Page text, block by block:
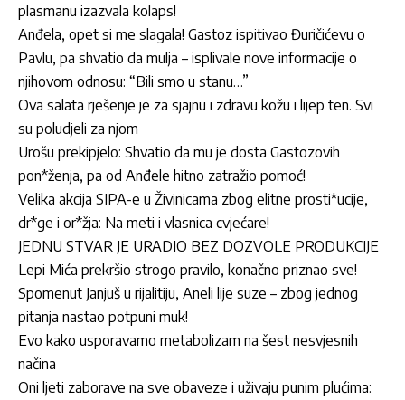
plasmanu izazvala kolaps!
Anđela, opet si me slagala! Gastoz ispitivao Đuričićevu o
Pavlu, pa shvatio da mulja – isplivale nove informacije o
njihovom odnosu: “Bili smo u stanu…”
Ova salata rješenje je za sjajnu i zdravu kožu i lijep ten. Svi
su poludjeli za njom
Urošu prekipjelo: Shvatio da mu je dosta Gastozovih
pon*ženja, pa od Anđele hitno zatražio pomoć!
Velika akcija SIPA-e u Živinicama zbog elitne prosti*ucije,
dr*ge i or*žja: Na meti i vlasnica cvjećare!
JEDNU STVAR JE URADIO BEZ DOZVOLE PRODUKCIJE
Lepi Mića prekršio strogo pravilo, konačno priznao sve!
Spomenut Janjuš u rijalitiju, Aneli lije suze – zbog jednog
pitanja nastao potpuni muk!
Evo kako usporavamo metabolizam na šest nesvjesnih
načina
Oni ljeti zaborave na sve obaveze i uživaju punim plućima: